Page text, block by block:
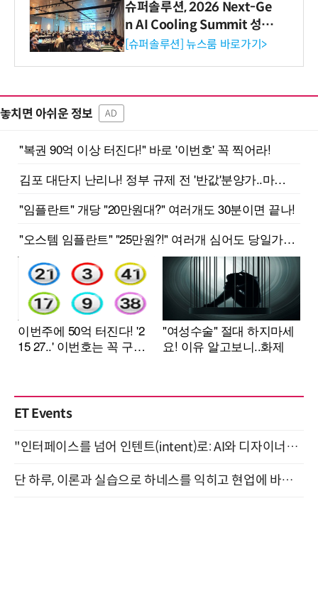
슈퍼솔루션, 2026 Next-Ge
n AI Cooling Summit 성황
리 성료
[슈퍼솔루션] 뉴스룸 바로가기>
놓치면 아쉬운 정보 AD
ET Events
"인터페이스를 넘어 인텐트(intent)로: AI와 디자이너가 함께 만드는 공존의 UX" 강남역 (9/2)
단 하루, 이론과 실습으로 하네스를 익히고 현업에 바로 쓰는 핸즈온 워크숍 (8/20)